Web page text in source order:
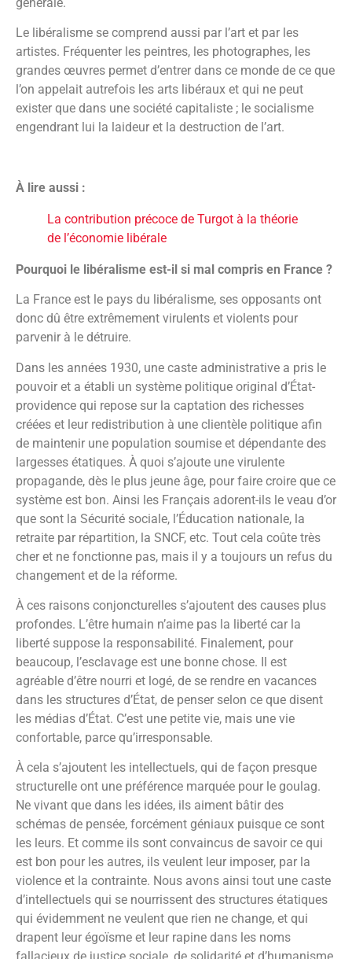
Le libéralisme se comprend aussi par l’art et par les
artistes. Fréquenter les peintres, les photographes, les
grandes œuvres permet d’entrer dans ce monde de ce que
l’on appelait autrefois les arts libéraux et qui ne peut
exister que dans une société capitaliste ; le socialisme
engendrant lui la laideur et la destruction de l’art.
À lire aussi :
La contribution précoce de Turgot à la théorie
de l’économie libérale
Pourquoi le libéralisme est-il si mal compris en France ?
La France est le pays du libéralisme, ses opposants ont
donc dû être extrêmement virulents et violents pour
parvenir à le détruire.
Dans les années 1930, une caste administrative a pris le
pouvoir et a établi un système politique original d’État-
providence qui repose sur la captation des richesses
créées et leur redistribution à une clientèle politique afin
de maintenir une population soumise et dépendante des
largesses étatiques. À quoi s’ajoute une virulente
propagande, dès le plus jeune âge, pour faire croire que ce
système est bon. Ainsi les Français adorent-ils le veau d’or
que sont la Sécurité sociale, l’Éducation nationale, la
retraite par répartition, la SNCF, etc. Tout cela coûte très
cher et ne fonctionne pas, mais il y a toujours un refus du
changement et de la réforme.
À ces raisons conjoncturelles s’ajoutent des causes plus
profondes. L’être humain n’aime pas la liberté car la
liberté suppose la responsabilité. Finalement, pour
beaucoup, l’esclavage est une bonne chose. Il est
agréable d’être nourri et logé, de se rendre en vacances
dans les structures d’État, de penser selon ce que disent
les médias d’État. C’est une petite vie, mais une vie
confortable, parce qu’irresponsable.
À cela s’ajoutent les intellectuels, qui de façon presque
structurelle ont une préférence marquée pour le goulag.
Ne vivant que dans les idées, ils aiment bâtir des
schémas de pensée, forcément géniaux puisque ce sont
les leurs. Et comme ils sont convaincus de savoir ce qui
est bon pour les autres, ils veulent leur imposer, par la
violence et la contrainte. Nous avons ainsi tout une caste
d’intellectuels qui se nourrissent des structures étatiques
qui évidemment ne veulent que rien ne change, et qui
drapent leur égoïsme et leur rapine dans les noms